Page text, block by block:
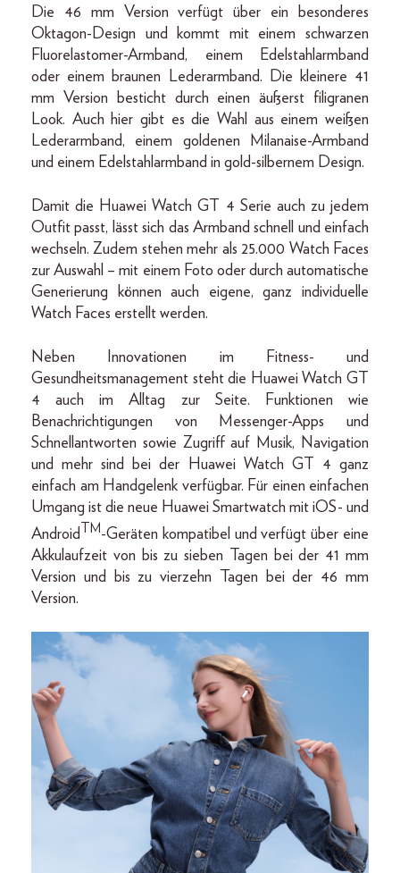
Die 46 mm Version verfügt über ein besonderes
Oktagon-Design und kommt mit einem schwarzen
Fluorelastomer-Armband, einem Edelstahlarmband
oder einem braunen Lederarmband. Die kleinere 41
mm Version besticht durch einen äußerst filigranen
Look. Auch hier gibt es die Wahl aus einem weißen
Lederarmband, einem goldenen Milanaise-Armband
und einem Edelstahlarmband in gold-silbernem Design.
Damit die Huawei Watch GT 4 Serie auch zu jedem
Outfit passt, lässt sich das Armband schnell und einfach
wechseln. Zudem stehen mehr als 25.000 Watch Faces
zur Auswahl – mit einem Foto oder durch automatische
Generierung können auch eigene, ganz individuelle
Watch Faces erstellt werden.
Neben Innovationen im Fitness- und
Gesundheitsmanagement steht die Huawei Watch GT
4 auch im Alltag zur Seite. Funktionen wie
Benachrichtigungen von Messenger-Apps und
Schnellantworten sowie Zugriff auf Musik, Navigation
und mehr sind bei der Huawei Watch GT 4 ganz
einfach am Handgelenk verfügbar. Für einen einfachen
Umgang ist die neue Huawei Smartwatch mit iOS- und
Android
TM -Geräten kompatibel und verfügt über eine
Akkulaufzeit von bis zu sieben Tagen bei der 41 mm
Version und bis zu vierzehn Tagen bei der 46 mm
Version.